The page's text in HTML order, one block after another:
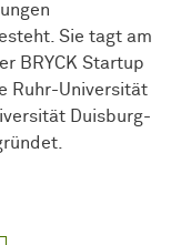
Sie tagt am
BRYCK Startup
Ruhr-Universität
Duisburg-